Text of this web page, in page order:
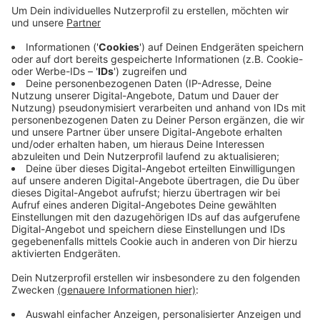
Die Verhandlungen seien festgefahren, sagt sie. Ziel
der EVG ist mehr Geld für alle Beschäftigten bei der
Eurobahn - nicht nur für einige Gruppen. Bei uns am
Niederrhein ist die Eurobahn im Kreis Viersen
unterwegs. Sie fährt von Hamm nach Venlo über
Viersen und Nettetal.
Anzeige
Anzeige